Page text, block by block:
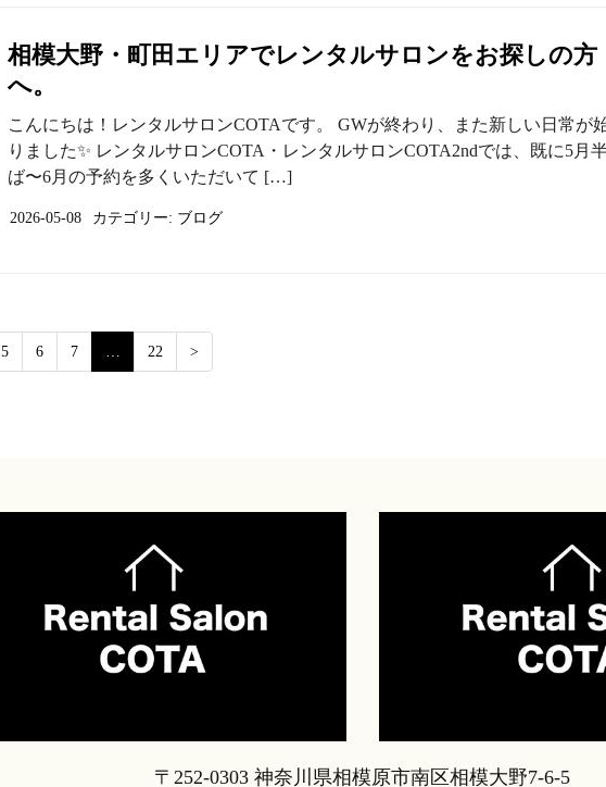
相模大野・町田エリアでレンタルサロンをお探しの方
へ。
こんにちは！レンタルサロンCOTAです。 GWが終わり、また新しい日常が
りました✨ レンタルサロンCOTA・レンタルサロンCOTA2ndでは、既に5月
ば〜6月の予約を多くいただいて […]
2026-05-08 カテゴリー: ブログ
5 6 7 22 >
〒252-0303 神奈川県相模原市南区相模大野7-6-5